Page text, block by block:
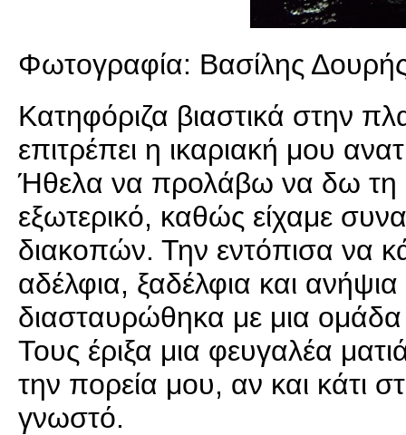
Φωτογραφία: Βασίλης
Κατηφόριζα βιαστικά στην
επιτρέπει η ικαριακή μου
Ήθελα να προλάβω να δω τη
εξωτερικό, καθώς είχαμε
διακοπών. Την εντόπισα να
αδέλφια, ξαδέλφια και
διασταυρώθηκα με μια
Τους έριξα μια φευγαλέα
την πορεία μου, αν και κάτι
γνωστό.